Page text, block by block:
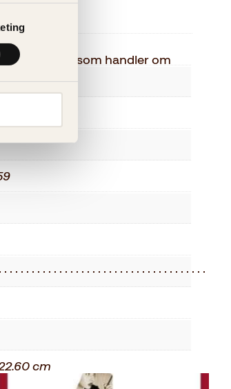
sitater som handler om
cm